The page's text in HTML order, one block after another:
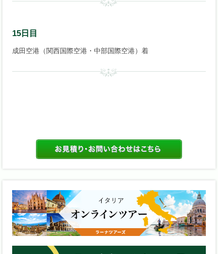
15日目
成田空港（関西国際空港・中部国際空港）着